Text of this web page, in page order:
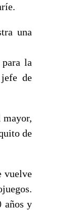
una
la
de
mayor,
de
vuelve
años y